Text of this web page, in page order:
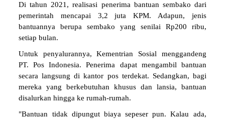
Di tahun 2021, realisasi penerima bantuan sembako dari
pemerintah mencapai 3,2 juta KPM. Adapun, jenis
bantuannya berupa sembako yang senilai Rp200 ribu,
setiap bulan.
Untuk penyalurannya, Kementrian Sosial menggandeng
PT. Pos Indonesia. Penerima dapat mengambil bantuan
secara langsung di kantor pos terdekat. Sedangkan, bagi
mereka yang berkebutuhan khusus dan lansia, bantuan
disalurkan hingga ke rumah-rumah.
"Bantuan tidak dipungut biaya sepeser pun. Kalau ada,